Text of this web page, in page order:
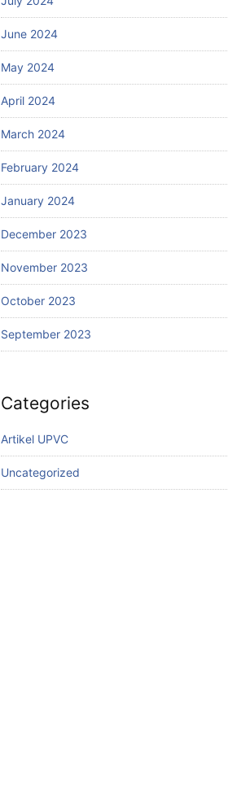
June 2024
May 2024
April 2024
March 2024
February 2024
January 2024
December 2023
November 2023
October 2023
September 2023
Categories
Artikel UPVC
Uncategorized